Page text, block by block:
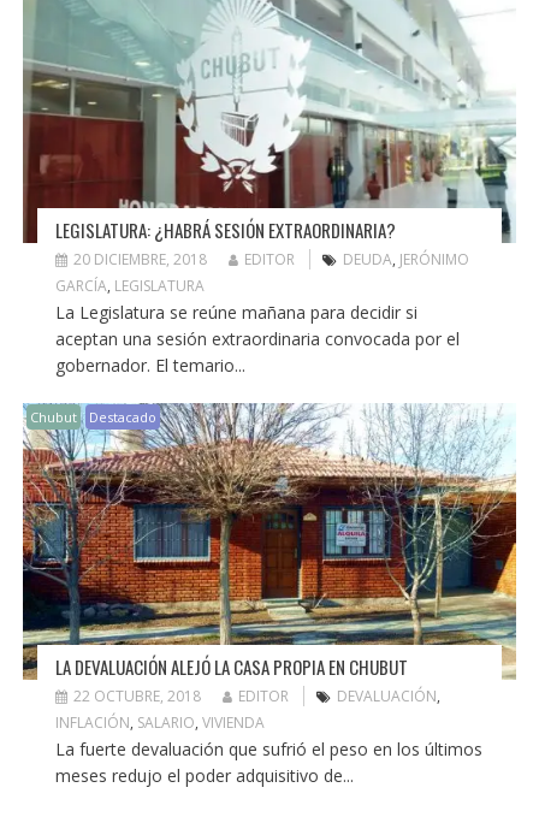
LEGISLATURA: ¿HABRÁ SESIÓN EXTRAORDINARIA?
20 DICIEMBRE, 2018 EDITOR DEUDA, JERÓNIMO
GARCÍA, LEGISLATURA
La Legislatura se reúne mañana para decidir si
aceptan una sesión extraordinaria convocada por el
gobernador. El temario...
Chubut Destacado
LA DEVALUACIÓN ALEJÓ LA CASA PROPIA EN CHUBUT
22 OCTUBRE, 2018 EDITOR DEVALUACIÓN,
INFLACIÓN, SALARIO, VIVIENDA
La fuerte devaluación que sufrió el peso en los últimos
meses redujo el poder adquisitivo de...